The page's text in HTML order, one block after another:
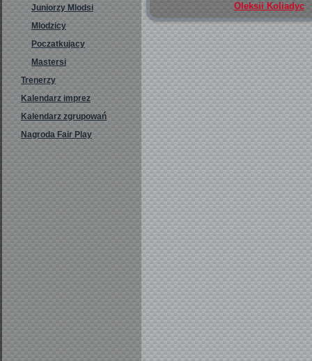
Juniorzy Mlodsi
Mlodzicy
Poczatkujacy
Mastersi
Trenerzy
Kalendarz imprez
Kalendarz zgrupowań
Nagroda Fair Play
Oleksii Koliadyc